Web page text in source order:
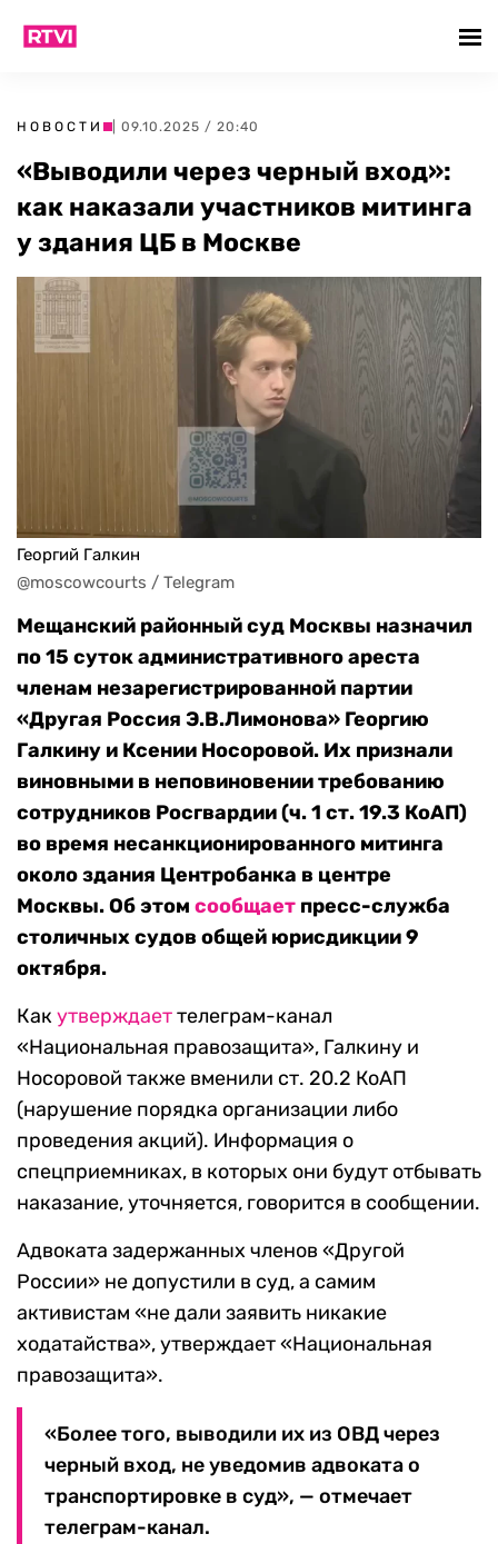
НОВОСТИ | 09.10.2025 / 20:40
«Выводили через черный вход»:
как наказали участников митинга
у здания ЦБ в Москве
Георгий Галкин
@moscowcourts / Telegram
Мещанский районный суд Москвы назначил
по 15 суток административного ареста
членам незарегистрированной партии
«Другая Россия Э.В.Лимонова» Георгию
Галкину и Ксении Носоровой. Их признали
виновными в неповиновении требованию
сотрудников Росгвардии (ч. 1 ст. 19.3 КоАП)
во время несанкционированного митинга
около здания Центробанка в центре
Москвы. Об этом сообщает пресс-служба
столичных судов общей юрисдикции 9
октября.
Какутверждаеттелеграм-канал
«Национальная правозащита», Галкину и
Носоровой также вменили ст. 20.2 КоАП
(нарушение порядка организации либо
проведения акций). Информация о
спецприемниках, в которых они будут отбывать
наказание, уточняется, говорится в сообщении.
Адвоката задержанных членов «Другой
России» не допустили в суд, а самим
активистам «не дали заявить никакие
ходатайства», утверждает «Национальная
правозащита».
«Более того, выводили их из ОВД через
черный вход, не уведомив адвоката о
транспортировке в суд», — отмечает
телеграм-канал.